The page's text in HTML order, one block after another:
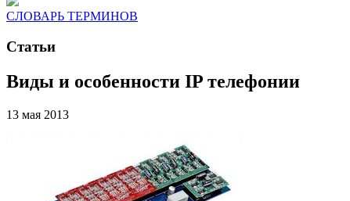
СЛОВАРЬ ТЕРМИНОВ
Статьи
Виды и особенности IP телефонии
13 мая 2013